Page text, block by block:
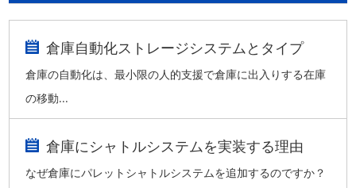
倉庫自動化ストレージシステムとタイプ
倉庫の自動化は、最小限の人的支援で倉庫に出入りする在庫
の移動...
倉庫にシャトルシステムを実装する理由
なぜ倉庫にパレットシャトルシステムを追加するのですか？